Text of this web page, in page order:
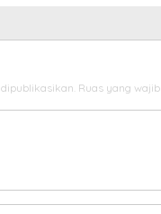
Ruas yang